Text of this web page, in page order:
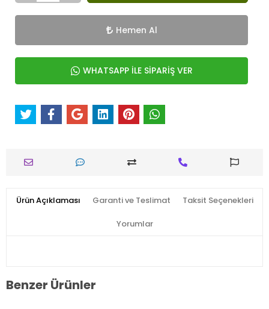
Hemen Al
WHATSAPP İLE SİPARİŞ VER
Ürün Açıklaması Garanti ve Teslimat Taksit Seçenekleri
Yorumlar
Benzer Ürünler